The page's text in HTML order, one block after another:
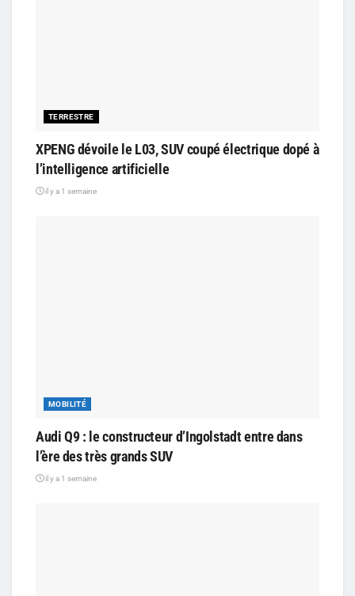
TERRESTRE
XPENG dévoile le L03, SUV coupé électrique dopé à
l’intelligence artificielle
il y a 1 semaine
MOBILITÉ
Audi Q9 : le constructeur d’Ingolstadt entre dans
l’ère des très grands SUV
il y a 1 semaine